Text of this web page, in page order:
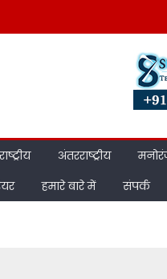
राष्ट्रीय अंतरराष्ट्रीय
हमारे बारे में संपर्क